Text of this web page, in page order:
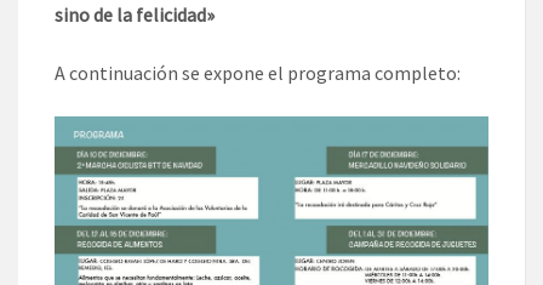
sino de la felicidad»
A continuación se expone el programa completo: